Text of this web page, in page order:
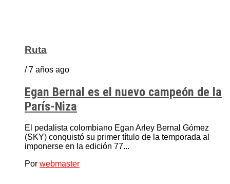
Ruta
/ 7 años ago
Egan Bernal es el nuevo campeón de la
París-Niza
El pedalista colombiano Egan Arley Bernal Gómez
(SKY) conquistó su primer título de la temporada al
imponerse en la edición 77...
Por webmaster